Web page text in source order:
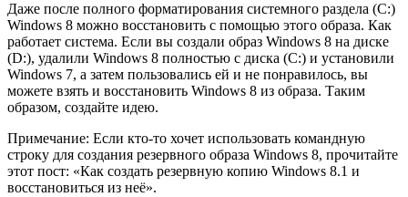
Даже после полного форматирования системного раздела (C:)
Windows 8 можно восстановить с помощью этого образа. Как
работает система. Если вы создали образ Windows 8 на диске
(D:), удалили Windows 8 полностью с диска (C:) и установили
Windows 7, а затем пользовались ей и не понравилось, вы
можете взять и восстановить Windows 8 из образа. Таким
образом, создайте идею.
Примечание: Если кто-то хочет использовать командную
строку для создания резервного образа Windows 8, прочитайте
этот пост: «Как создать резервную копию Windows 8.1 и
восстановиться из неё».